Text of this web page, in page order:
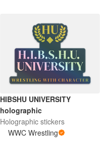
HIBSHU UNIVERSITY
holographic
Holographic stickers
WWC Wrestling